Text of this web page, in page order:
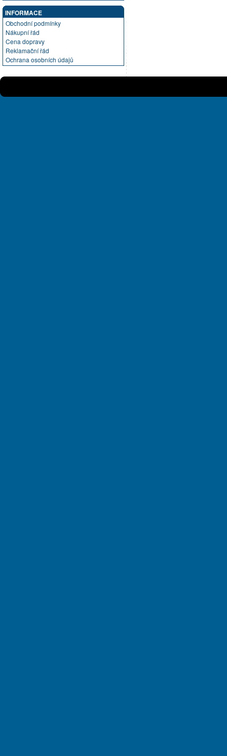
INFORMACE
Obchodní podmínky
Nákupní řád
Cena dopravy
Reklamační řád
Ochrana osobních údajů